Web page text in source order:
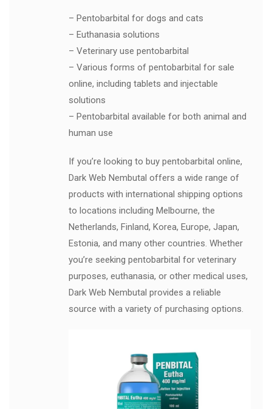
– Pentobarbital for dogs and cats
– Euthanasia solutions
– Veterinary use pentobarbital
– Various forms of pentobarbital for sale
online, including tablets and injectable
solutions
– Pentobarbital available for both animal and
human use
If you’re looking to buy pentobarbital online,
Dark Web Nembutal offers a wide range of
products with international shipping options
to locations including Melbourne, the
Netherlands, Finland, Korea, Europe, Japan,
Estonia, and many other countries. Whether
you’re seeking pentobarbital for veterinary
purposes, euthanasia, or other medical uses,
Dark Web Nembutal provides a reliable
source with a variety of purchasing options.